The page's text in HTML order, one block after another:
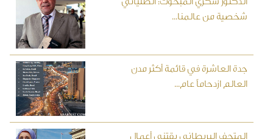
شخصية من عالمنا...
جدة العاشرة في قائمة أكثر مدن
العالم ازدحاماً عام...
المتحف البريطاني يقتني أعمال